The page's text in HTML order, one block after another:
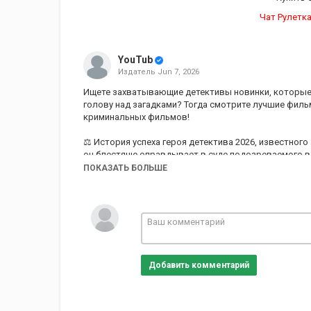
Чат
YouTub
Издатель Jun 7, 2026
Ищете захватывающие детективы новинки,
голову над загадками? Тогда смотрите лучшие
криминальных фильмов!
⚖️ История успеха героя детектива 2026,
он блестяще оправдывает в суде подозреваемого
собственную жену находят мертвой, а алиби
Категория
ПОКАЗАТЬ БОЛЬШЕ
Добавить комментарий